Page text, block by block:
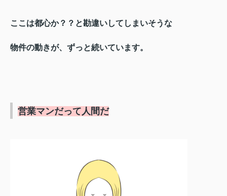
ここは都心か？？と勘違いしてしまいそうな
物件の動きが、ずっと続いています。
営業マンだって人間だ